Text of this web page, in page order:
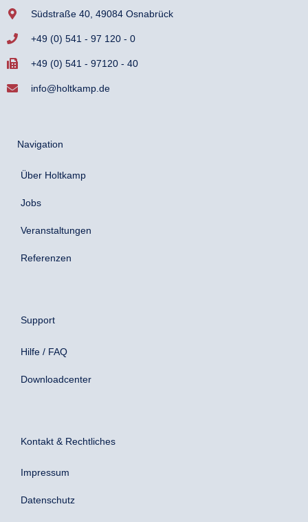
Südstraße 40, 49084 Osnabrück
+49 (0) 541 - 97 120 - 0
+49 (0) 541 - 97120 - 40
info@holtkamp.de
Navigation
Über Holtkamp
Jobs
Veranstaltungen
Referenzen
Support
Hilfe / FAQ
Downloadcenter
Kontakt & Rechtliches
Impressum
Datenschutz